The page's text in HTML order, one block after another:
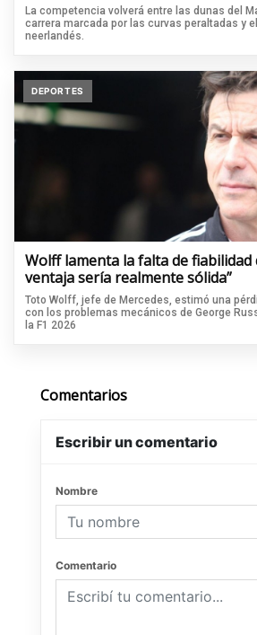
La competencia volverá entre las dunas del
carrera marcada por las curvas peraltadas y
neerlandés.
DEPORTES
Wolff lamenta la falta de fiabilidad
ventaja sería realmente sólida”
Toto Wolff, jefe de Mercedes, estimó una
con los problemas mecánicos de George
la F1 2026
Comentarios
Escribir un comentario
Nombre
Comentario